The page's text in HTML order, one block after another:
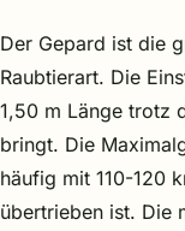
Der Gepard ist die
Raubtierart. Die
1,50 m Länge trotz
bringt. Die
häufig mit 110-120
übertrieben ist. Die